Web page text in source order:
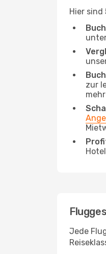
Hier
zur
Jede